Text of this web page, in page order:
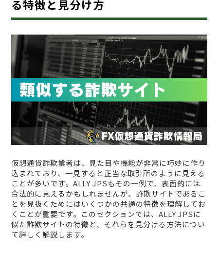
る特徴と見分け方
仮想通貨詐欺業者は、見た目や機能が非常に巧妙に作り
込まれており、一見すると正当な取引所のように見える
ことが多いです。ALLY JPSもその一例で、表面的には
合法的に見えるかもしれませんが、詐欺サイトであるこ
とを見抜くためにはいくつかの共通の特徴を理解してお
くことが重要です。このセクションでは、ALLY JPSに
似た詐欺サイトの特徴と、それらを見分ける方法につい
て詳しく解説します。